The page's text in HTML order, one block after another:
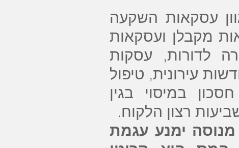
עסקאות השקעה
מקבלן ועסקאות
לדורות, עסקות
פינוי בינוי והתחדשות עירונית, טיפול
במיסוי בגין
רצון הלקוח.
מנוסה ימנע עגמת